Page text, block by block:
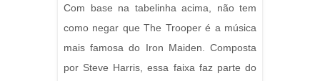
Com base na tabelinha acima, não tem
como negar que The Trooper é a música
mais famosa do Iron Maiden. Composta
por Steve Harris, essa faixa faz parte do